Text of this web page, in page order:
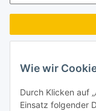
Neu hier?Jetzt
Turboloch GmbH
Wie wir
Durch Klicken auf
Einsatz folgender